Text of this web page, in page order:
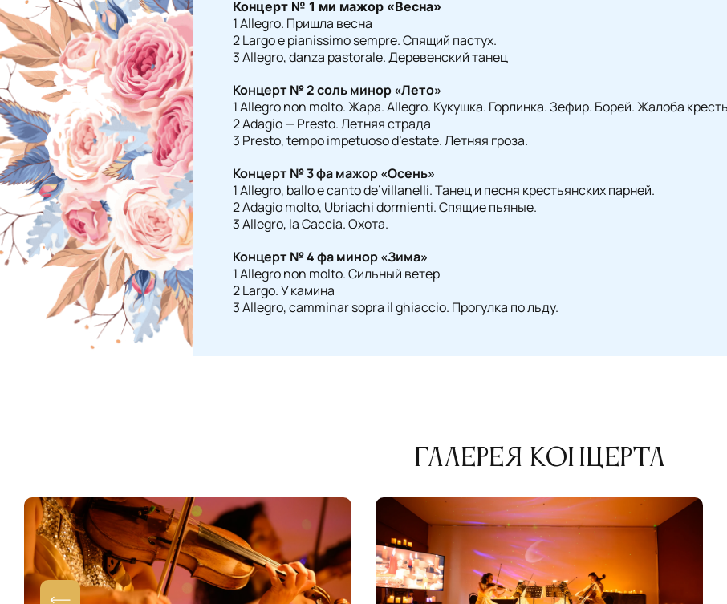
Концерт № 1 ми мажор «Весна»
1 Allegro. Пришла весна
2 Largo e pianissimo sempre. Спящий пастух.
3 Allegro, danza pastorale. Деревенский танец
Концерт № 2 соль минор «Лето»
1 Allegro non molto. Жара. Allegro. Кукушка. Горлинка. Зефир. Борей. Жалоба
2 Adagio — Presto. Летняя страда
3 Presto, tempo impetuoso d’estate. Летняя гроза.
Концерт № 3 фа мажор «Осень»
1 Allegro, ballo e canto de’villanelli. Танец и песня крестьянских парней.
2 Adagio molto, Ubriachi dormienti. Спящие пьяные.
3 Allegro, la Caccia. Охота.
Концерт № 4 фа минор «Зима»
1 Allegro non molto. Сильный ветер
2 Largo. У камина
3 Allegro, camminar sopra il ghiaccio. Прогулка по льду.
Галерея концерта